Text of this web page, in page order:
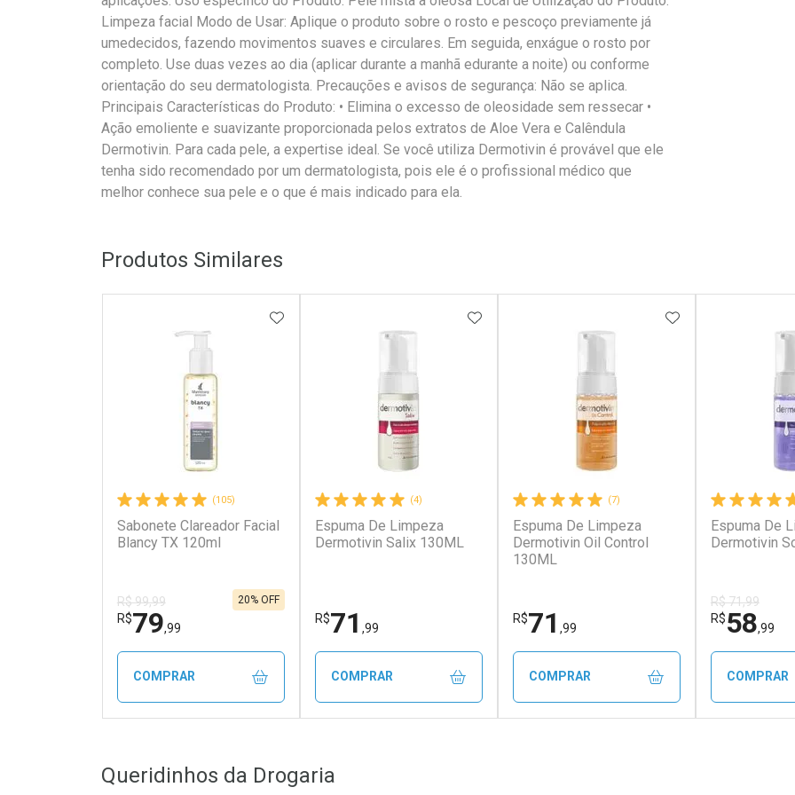
Limpeza facial Modo de Usar: Aplique o produto sobre o rosto e pescoço previamente já
umedecidos, fazendo movimentos suaves e circulares. Em seguida, enxágue o rosto por
completo. Use duas vezes ao dia (aplicar durante a manhã edurante a noite) ou conforme
orientação do seu dermatologista. Precauções e avisos de segurança: Não se aplica.
Principais Características do Produto: • Elimina o excesso de oleosidade sem ressecar •
Ação emoliente e suavizante proporcionada pelos extratos de Aloe Vera e Calêndula
Dermotivin. Para cada pele, a expertise ideal. Se você utiliza Dermotivin é provável que ele
tenha sido recomendado por um dermatologista, pois ele é o profissional médico que
melhor conhece sua pele e o que é mais indicado para ela.
Produtos Similares
(105)
Sabonete Clareador Facial
Blancy TX 120ml
R$ 99,99
R$79,99
20% OFF
ADICIONAR AOS FAVORITOS
COMPRAR
Laboratório
Por Menos
(4)
Espuma De Limpeza
Dermotivin Salix 130ML
R$71 ,99
ADICIONAR AOS FAVORITOS
COMPRAR
Laboratório
Por Menos
(7)
Espuma De Limpeza
Dermotivin Oil Control
130ML
R$71 ,99
ADICIONAR AOS
COMPRAR
Espuma De
Dermotivin
R$ 71,99
R$58,99
COMPRAR
Queridinhos da Drogaria